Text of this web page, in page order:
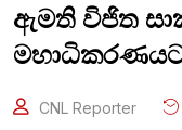
ඇමති විජිත
CNL Reporter